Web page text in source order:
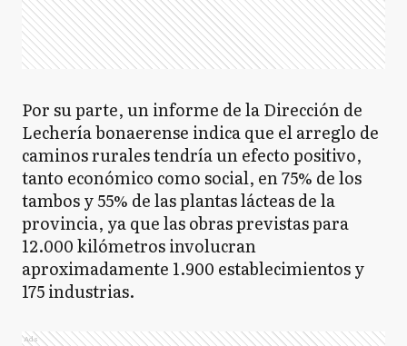
Por su parte, un informe de la Dirección de
Lechería bonaerense indica que el arreglo de
caminos rurales tendría un efecto positivo,
tanto económico como social, en 75% de los
tambos y 55% de las plantas lácteas de la
provincia, ya que las obras previstas para
12.000 kilómetros involucran
aproximadamente 1.900 establecimientos y
175 industrias.
Ads